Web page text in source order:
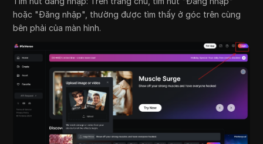
hoặc "Đăng nhập", thường được tìm thấy ở góc trên cùng
bên phải của màn hình.